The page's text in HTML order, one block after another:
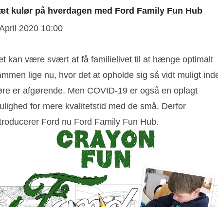
kulør på hverdagen med Ford Family Fun Hub
2020 10:00
kan være svært at få familielivet til at hænge optimalt
lige nu, hvor det at opholde sig så vidt muligt
er afgørende. Men COVID-19 er også en oplagt
for mere kvalitetstid med de små. Derfor
Ford nu Ford Family Fun Hub.